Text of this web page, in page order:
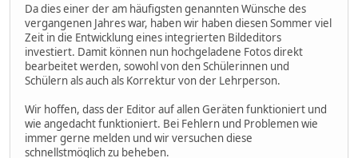
Da dies einer der am häufigsten genannten Wünsche des
vergangenen Jahres war, haben wir haben diesen Sommer viel
Zeit in die Entwicklung eines integrierten Bildeditors
investiert. Damit können nun hochgeladene Fotos direkt
bearbeitet werden, sowohl von den Schülerinnen und
Schülern als auch als Korrektur von der Lehrperson.
Wir hoffen, dass der Editor auf allen Geräten funktioniert und
wie angedacht funktioniert. Bei Fehlern und Problemen wie
immer gerne melden und wir versuchen diese
schnellstmöglich zu beheben.